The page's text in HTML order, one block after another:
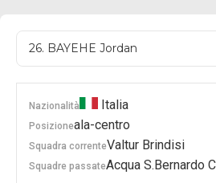
Nazionalità Italia
Posizioneala-centro
Squadra correnteValtur Brindisi
Squadre passateAcqua S.Bernardo